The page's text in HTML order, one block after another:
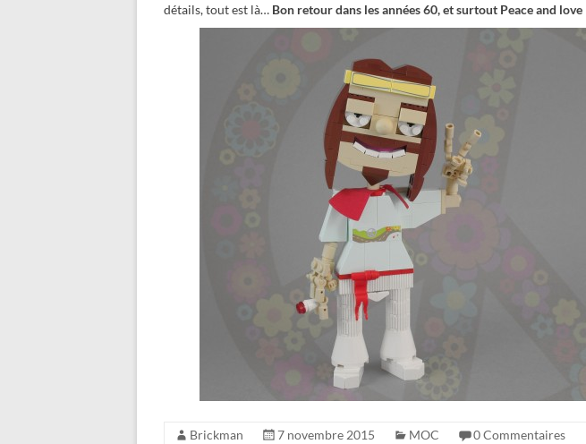
détails, tout est là… Bon retour dans les années 60, et surtout Peace and love
Brickman 7 novembre 2015 MOC 0 Commentaires